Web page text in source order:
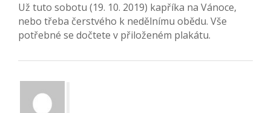
Už tuto sobotu (19. 10. 2019) kapříka na Vánoce,
nebo třeba čerstvého k nedělnímu obědu. Vše
potřebné se dočtete v přiloženém plakátu.